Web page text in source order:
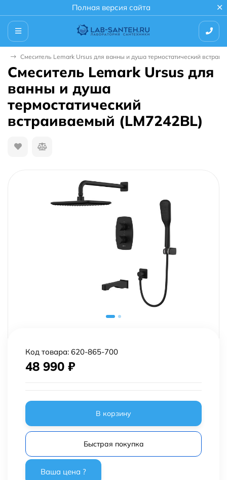
Полная версия сайта
Смеситель Lemark Ursus для ванны и душа термостатический
Смеситель Lemark Ursus для
ванны и душа
термостатический
встраиваемый (LM7242BL)
Код товара: 620-865-700
48 990 ₽
В корзину
Быстрая покупка